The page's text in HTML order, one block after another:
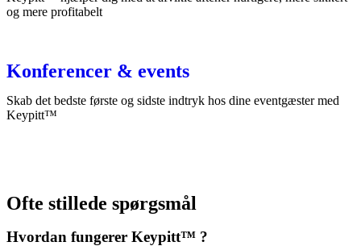
og mere profitabelt
Konferencer & events
Skab det bedste første og sidste indtryk hos dine eventgæster med
Keypitt™
Ofte stillede spørgsmål
Hvordan fungerer Keypitt™ ?